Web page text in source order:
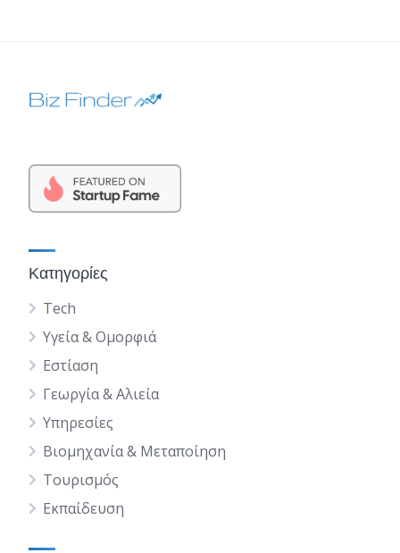
Κατηγορίες
Tech
Υγεία & Ομορφιά
Εστίαση
Γεωργία & Αλιεία
Υπηρεσίες
Βιομηχανία & Μεταποίηση
Τουρισμός
Εκπαίδευση